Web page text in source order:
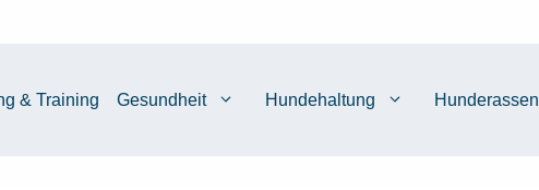
& Training Gesundheit Hundehaltung Hunderassen